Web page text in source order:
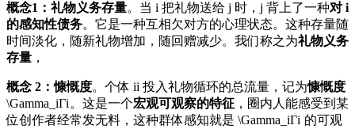
概念1：礼物义务存量。当 i 把礼物送给 j 时，j 背上了一种对 i
的感知性债务。它是一种互相欠对方的心理状态。这种存量随
时间淡化，随新礼物增加，随回赠减少。我们称之为礼物义务
存量 ，
概念 2：慷慨度。个体 ii 投入礼物循环的总流量，记为慷慨度
\Gamma_iΓi 。这是一个宏观可观察的特征，圈内人能感受到某
位创作者经常发无料，这种群体感知就是 \Gamma_iΓi 的可观